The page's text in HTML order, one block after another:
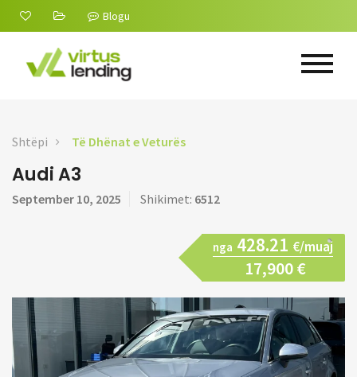
Blogu
Shtëpi Të Dhënat e Veturës
Audi A3
September 10, 2025 Shikimet: 6512
nga 428.21 €/muaj
17,900 €